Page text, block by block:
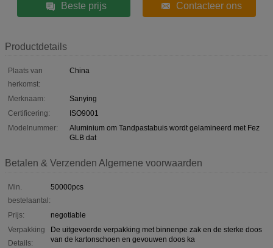
Beste prijs Contacteer ons
Productdetails
Plaats van
herkomst:
China
Merknaam:
Sanying
Certificering:
ISO9001
Modelnummer:
Aluminium om Tandpastabuis wordt gelamineerd met Fez
GLB dat
Betalen & Verzenden Algemene voorwaarden
Min.
bestelaantal:
50000pcs
Prijs:
negotiable
Verpakking
Details:
De uitgevoerde verpakking met binnenpe zak en de sterke doos
van de kartonschoen en gevouwen doos ka